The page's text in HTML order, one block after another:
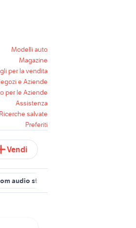
Modelli auto
Magazine
per la vendita
e Aziende
per le Aziende
Assistenza
Ricerche salvate
Preferiti
Vendi
audio strumenti musicali